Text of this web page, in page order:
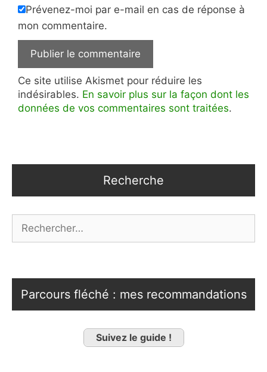
Prévenez-moi par e-mail en cas de réponse à
mon commentaire.
Ce site utilise Akismet pour réduire les
indésirables. En savoir plus sur la façon dont les
données de vos commentaires sont traitées.
Recherche
Parcours fléché : mes recommandations
Suivez le guide !